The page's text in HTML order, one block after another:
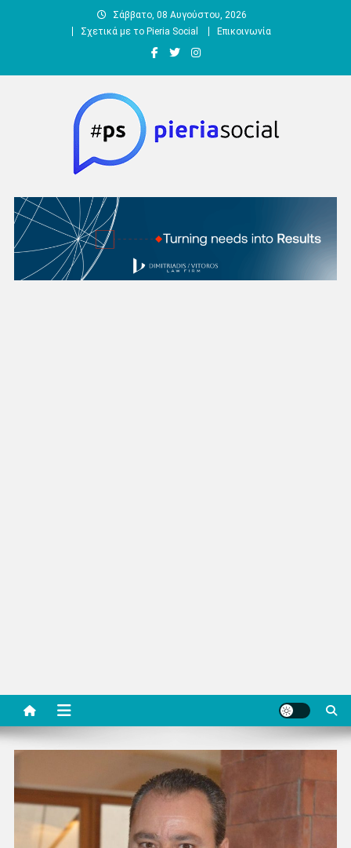
Σάββατο, 08 Αυγούστου, 2026
Σχετικά με το Pieria Social
Επικοινωνία
Pieria Social